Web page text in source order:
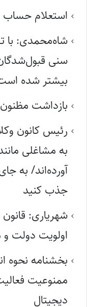
استعلام حساب
شاه‌محمدی: با
بیشتر شده
بازداشت
رئیس کانون
به مشاغلی
آورده‌اند/ به
جذب کنید
شهریاری:
اولویت دولت
بخشنامه نحوه
ممنوعیت
دیجیتال